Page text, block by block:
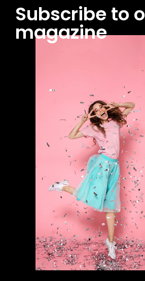
Subscribe to
magazine